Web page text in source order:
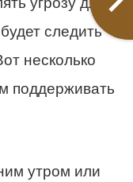
следить
несколько
поддерживать
утром или